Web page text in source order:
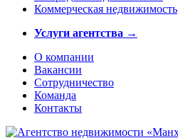
Коммерческая недвижимость
Услуги агентства →
О компании
Вакансии
Сотрудничество
Команда
Контакты